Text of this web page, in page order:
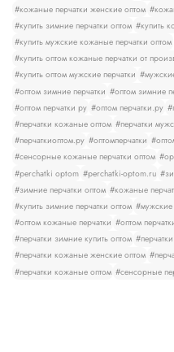
#кожаные перчатки женские оптом
#купить зимние перчатки оптом #купить
#купить мужские кожаные перчатки оптом
#купить оптом кожаные перчатки от
#купить оптом мужские перчатки
#оптом зимние перчатки #оптом зимние
#оптом перчатки ру #оптом перчатки.ру
#перчатки кожаные оптом #перчатки
#перчаткиоптом.ру #оптомперчатки
#сенсорные кожаные перчатки оптом
#perchatki optom #perchatki-optom.ru
#зимние перчатки оптом #кожаные
#купить зимние перчатки оптом #мужские
#оптом кожаные перчатки #оптом
#перчатки зимние купить оптом
#перчатки кожаные женские оптом
#перчатки кожаные оптом #сенсорные